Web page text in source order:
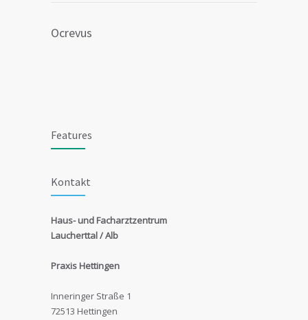
Ocrevus
Features
Kontakt
Haus- und Facharztzentrum
Laucherttal / Alb
Praxis Hettingen
Inneringer Straße 1
72513 Hettingen